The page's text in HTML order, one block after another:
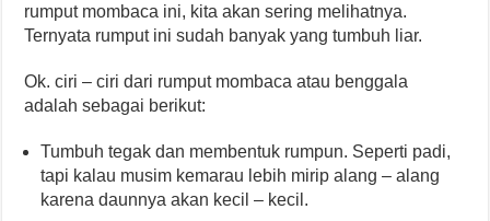
rumput mombaca ini, kita akan sering melihatnya.
Ternyata rumput ini sudah banyak yang tumbuh liar.
Ok. ciri – ciri dari rumput mombaca atau benggala
adalah sebagai berikut:
Tumbuh tegak dan membentuk rumpun. Seperti padi,
tapi kalau musim kemarau lebih mirip alang – alang
karena daunnya akan kecil – kecil.